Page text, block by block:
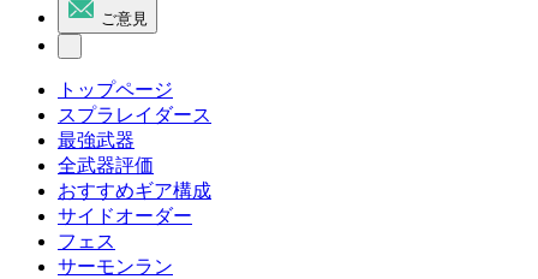
ご意見
トップページ
スプラレイダース
最強武器
全武器評価
おすすめギア構成
サイドオーダー
フェス
サーモンラン